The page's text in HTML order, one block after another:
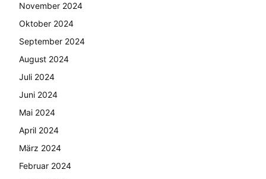
November 2024
Oktober 2024
September 2024
August 2024
Juli 2024
Juni 2024
Mai 2024
April 2024
März 2024
Februar 2024